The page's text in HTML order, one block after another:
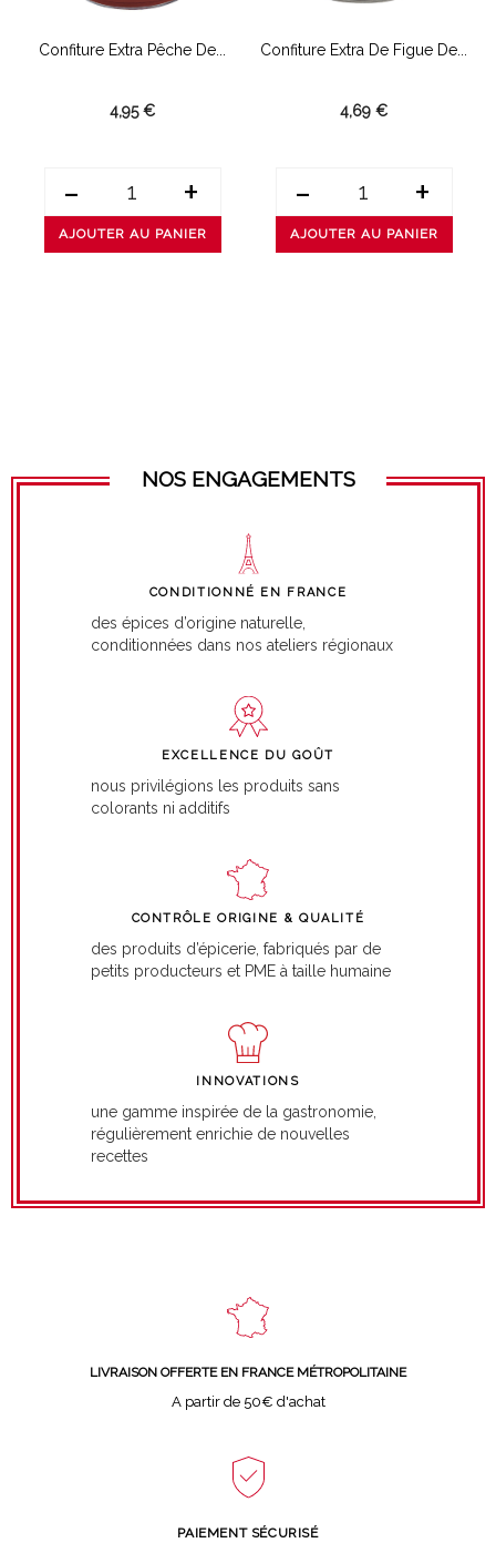
Confiture Extra Pêche De...
4,95 €
- +
AJOUTER AU PANIER
Confiture Extra De Figue De...
4,69 €
- +
AJOUTER AU PANIER
NOS ENGAGEMENTS
CONDITIONNÉ EN FRANCE
des épices d’origine naturelle,
conditionnées dans nos ateliers régionaux
EXCELLENCE DU GOÛT
nous privilégions les produits sans
colorants ni additifs
CONTRÔLE ORIGINE & QUALITÉ
des produits d’épicerie, fabriqués par de
petits producteurs et PME à taille humaine
INNOVATIONS
une gamme inspirée de la gastronomie,
régulièrement enrichie de nouvelles
recettes
LIVRAISON OFFERTE EN FRANCE MÉTROPOLITAINE
A partir de 50€ d'achat
PAIEMENT SÉCURISÉ